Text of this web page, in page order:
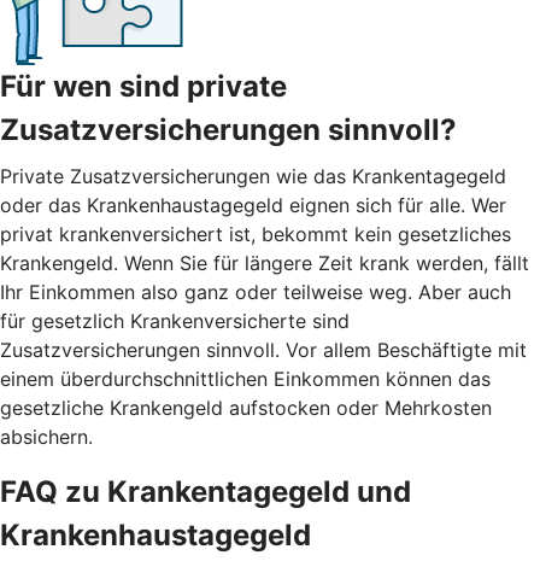
Für wen sind private
Zusatzversicherungen sinnvoll?
Private Zusatzversicherungen wie das Krankentagegeld
oder das Krankenhaustagegeld eignen sich für alle. Wer
privat krankenversichert ist, bekommt kein gesetzliches
Krankengeld. Wenn Sie für längere Zeit krank werden, fällt
Ihr Einkommen also ganz oder teilweise weg. Aber auch
für gesetzlich Krankenversicherte sind
Zusatzversicherungen sinnvoll. Vor allem Beschäftigte mit
einem überdurchschnittlichen Einkommen können das
gesetzliche Krankengeld aufstocken oder Mehrkosten
absichern.
FAQ zu Krankentagegeld und
Krankenhaustagegeld